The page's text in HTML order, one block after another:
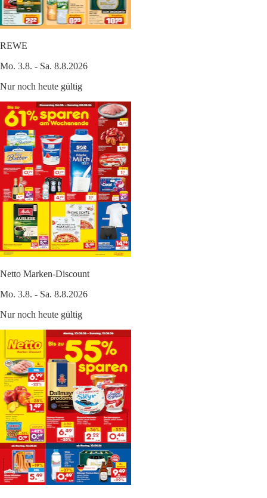
REWE
Mo. 3.8. - Sa. 8.8.2026
Nur noch heute gültig
Netto Marken-Discount
Mo. 3.8. - Sa. 8.8.2026
Nur noch heute gültig